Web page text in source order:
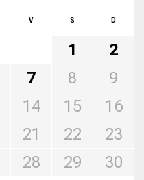
V S D
1
2
7 8
9
14 15
16
21 22
23
28 29
30